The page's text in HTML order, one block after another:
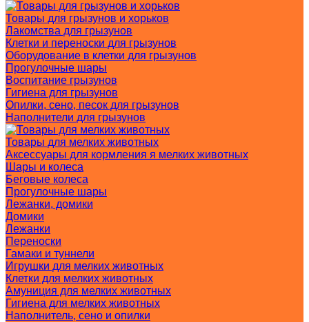
Товары для грызунов и хорьков
Лакомства для грызунов
Клетки и переноски для грызунов
Оборудование в клетки для грызунов
Прогулочные шары
Воспитание грызунов
Гигиена для грызунов
Опилки, сено, песок для грызунов
Наполнители для грызунов
Товары для мелких животных
Аксессуары для кормления я мелких животных
Шары и колеса
Беговые колеса
Прогулочные шары
Лежанки, домики
Домики
Лежанки
Переноски
Гамаки и туннели
Игрушки для мелких животных
Клетки для мелких животных
Амуниция для мелких животных
Гигиена для мелких животных
Наполнитель, сено и опилки